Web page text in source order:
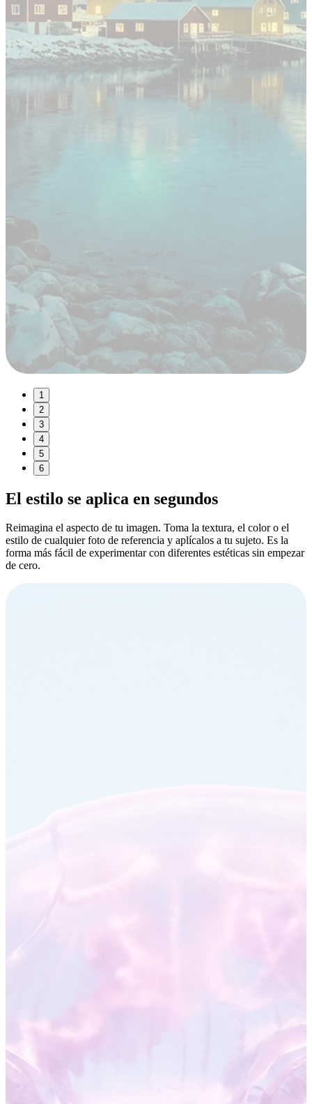
1
2
3
4
5
6
El estilo se aplica en segundos
Reimagina el aspecto de tu imagen. Toma la textura, el color o el
estilo de cualquier foto de referencia y aplícalos a tu sujeto. Es la
forma más fácil de experimentar con diferentes estéticas sin empezar
de cero.